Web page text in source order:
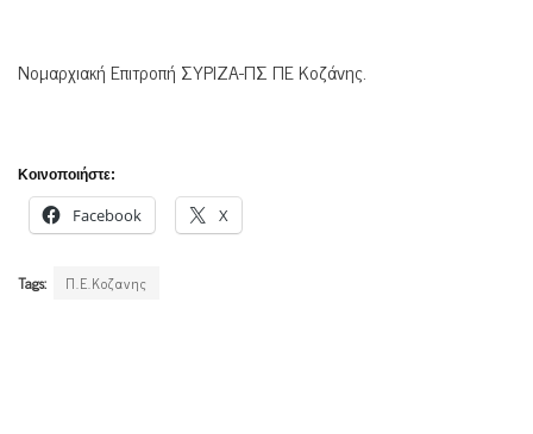
Νομαρχιακή Επιτροπή ΣΥΡΙΖΑ-ΠΣ ΠΕ Κοζάνης.
Κοινοποιήστε:
Facebook X
Tags: Π.Ε.Κοζανης